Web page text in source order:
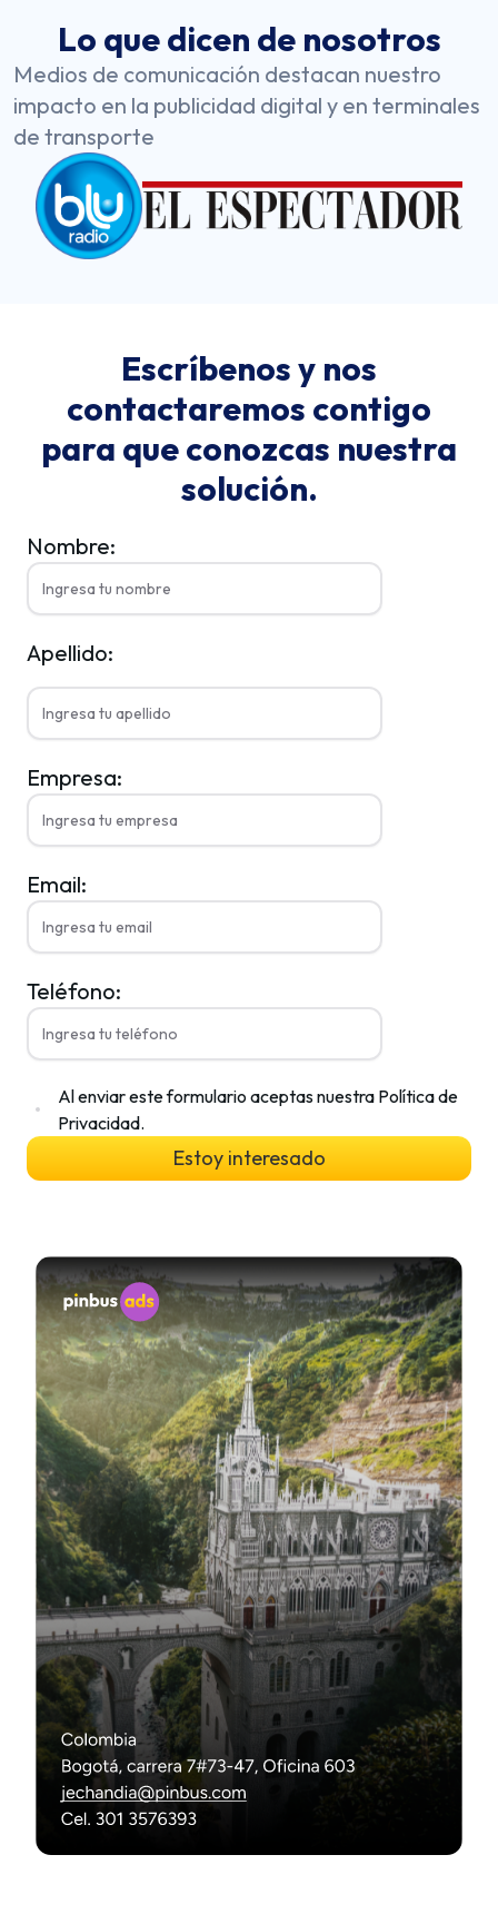
Lo que dicen de nosotros
Medios de comunicación destacan nuestro
impacto en la publicidad digital y en terminales
de transporte
Escríbenos y nos
contactaremos contigo
para que conozcas nuestra
solución.
Nombre:
Apellido:
Empresa:
Email:
Teléfono:
Al enviar este formulario aceptas nuestra Política de
Privacidad.
Estoy interesado